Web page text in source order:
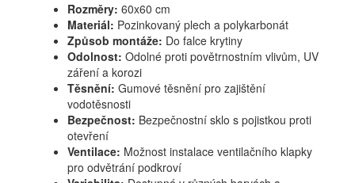
Rozměry: 60x60 cm
Materiál: Pozinkovaný plech a polykarbonát
Způsob montáže: Do falce krytiny
Odolnost: Odolné proti povětrnostním vlivům, UV
záření a korozi
Těsnění: Gumové těsnění pro zajištění
vodotěsnosti
Bezpečnost: Bezpečnostní sklo s pojistkou proti
otevření
Ventilace: Možnost instalace ventilačního klapky
pro odvětrání podkroví